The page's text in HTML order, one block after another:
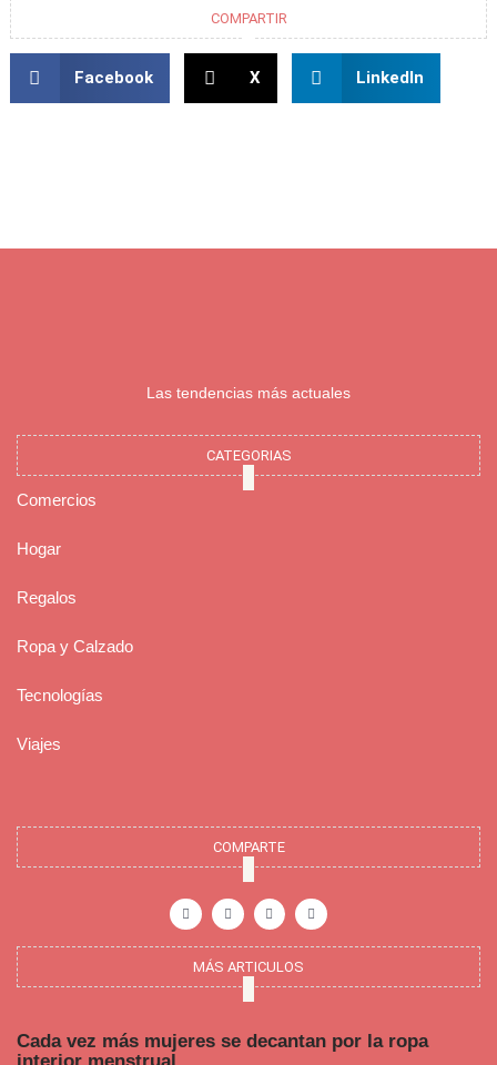
COMPARTIR
Facebook X LinkedIn
Las tendencias más actuales
CATEGORIAS
Comercios
Hogar
Regalos
Ropa y Calzado
Tecnologías
Viajes
COMPARTE
a
c
e
o
-
n
s
t
g
r
m
i
n
t
r
e
t
o
u
t
b
MÁS ARTICULOS
Cada vez más mujeres se decantan por la ropa